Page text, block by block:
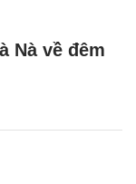
Nà về đêm